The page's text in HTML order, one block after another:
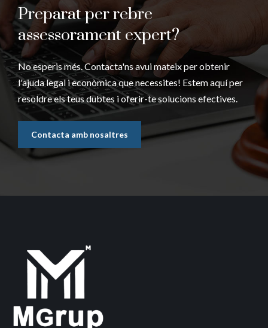
Preparat per rebre
assessorament expert?
No esperis més. Contacta'ns avui mateix per obtenir
l'ajuda legal i econòmica que necessites! Estem aquí per
resoldre els teus dubtes i oferir-te solucions efectives.
Contacta amb nosaltres